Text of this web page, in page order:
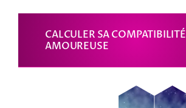
CALCULER SA COMPATIBILITÉ
AMOUREUSE